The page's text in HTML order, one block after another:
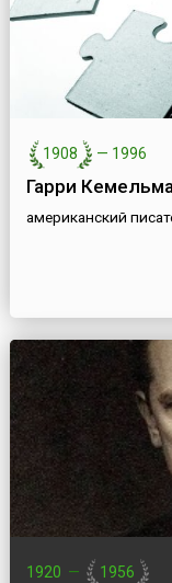
1908 — 1996
Гарри
американский
1920 — 1956